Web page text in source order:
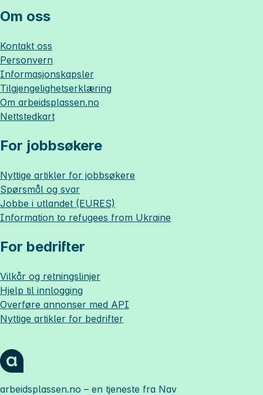
Om oss
Kontakt oss
Personvern
Informasjonskapsler
Tilgjengelighetserklæring
Om arbeidsplassen.no
Nettstedkart
For jobbsøkere
Nyttige artikler for jobbsøkere
Spørsmål og svar
Jobbe i utlandet (EURES)
Information to refugees from Ukraine
For bedrifter
Vilkår og retningslinjer
Hjelp til innlogging
Overføre annonser med API
Nyttige artikler for bedrifter
arbeidsplassen.no – en tjeneste fra Nav